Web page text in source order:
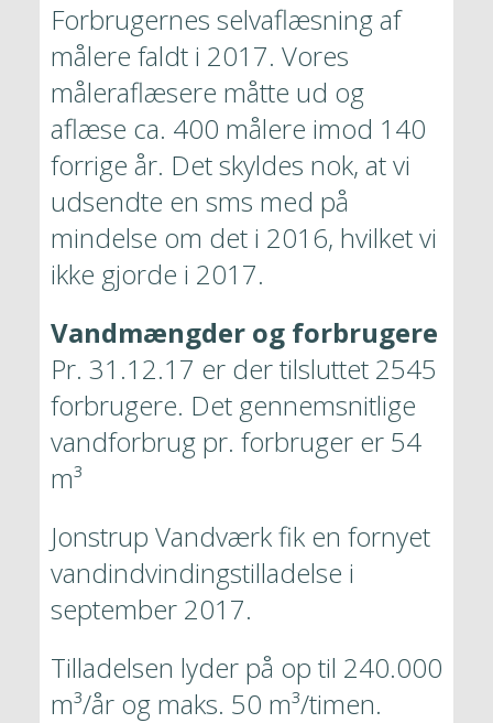
Forbrugernes selvaflæsning af
målere faldt i 2017. Vores
måleraflæsere måtte ud og
aflæse ca. 400 målere imod 140
forrige år. Det skyldes nok, at vi
udsendte en sms med på
mindelse om det i 2016, hvilket vi
ikke gjorde i 2017.
Vandmængder og forbrugere
Pr. 31.12.17 er der tilsluttet 2545
forbrugere. Det gennemsnitlige
vandforbrug pr. forbruger er 54
m³
Jonstrup Vandværk fik en fornyet
vandindvindingstilladelse i
september 2017.
Tilladelsen lyder på op til 240.000
m³/år og maks. 50 m³/timen.